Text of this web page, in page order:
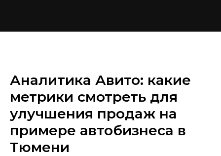
Аналитика Авито: какие
метрики смотреть для
улучшения продаж на
примере автобизнеса в
Тюмени